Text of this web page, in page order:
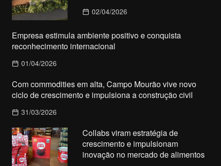
02/04/2026
Empresa estimula ambiente positivo e conquista
reconhecimento internacional
01/04/2026
Com commodities em alta, Campo Mourão vive novo
ciclo de crescimento e impulsiona a construção civil
31/03/2026
Collabs viram estratégia de
crescimento e impulsionam
inovação no mercado de alimentos